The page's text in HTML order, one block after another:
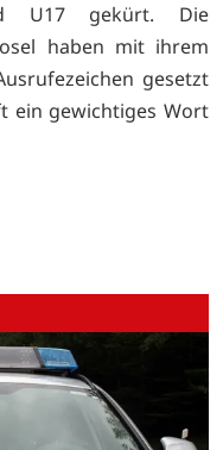
U17 gekürt. Die
haben mit ihrem
gesetzt
ein gewichtiges Wort